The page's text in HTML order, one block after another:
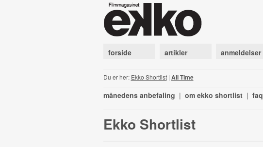
forside artikler anmeldelser
Du er her: Ekko Shortlist| All Time
månedens anbefaling | om ekko shortlist | faq
Ekko Shortlist